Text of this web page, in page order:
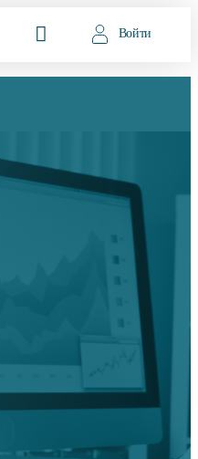
Войти